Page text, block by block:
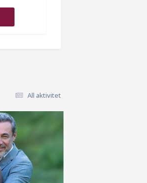
All aktivitet